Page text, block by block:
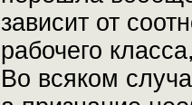
зависит от
рабочего
Во всяком